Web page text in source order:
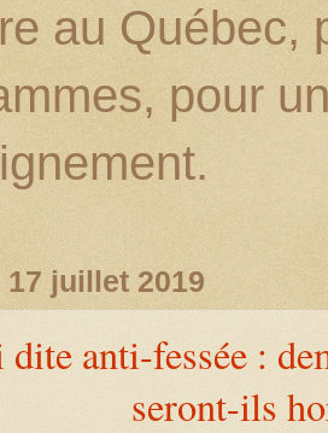
au Québec,
pour
juillet 2019
anti-fessée :
seront-ils